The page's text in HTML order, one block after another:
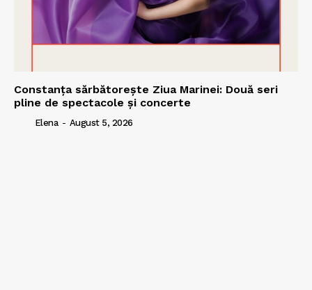
Constanța sărbătorește Ziua Marinei: Două seri
pline de spectacole și concerte
Elena - August 5, 2026